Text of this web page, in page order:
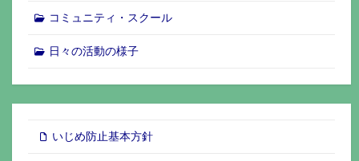
コミュニティ・スクール
日々の活動の様子
いじめ防止基本方針